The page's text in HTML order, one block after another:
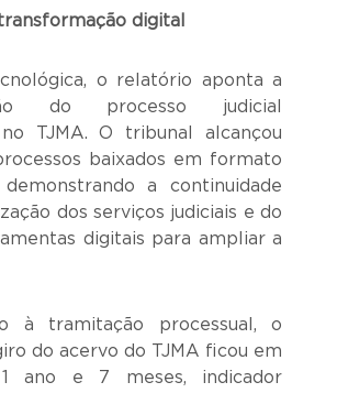
digital
o relatório aponta a
do processo judicial
TJMA. O tribunal alcançou
baixados em formato
a continuidade
dos serviços judiciais e do
digitais para ampliar a
à tramitação processual, o
do acervo do TJMA ficou em
ano e 7 meses, indicador